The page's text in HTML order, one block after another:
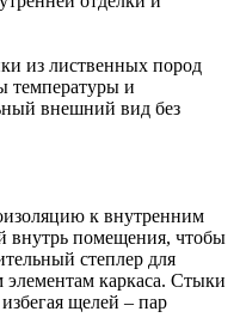
из лиственных пород
температуры и
внешний вид без
к внутренним
внутрь помещения, чтобы
степлер для
каркаса. Стыки
щелей – пар